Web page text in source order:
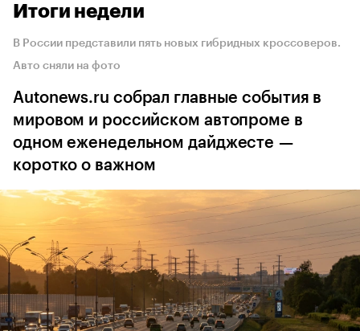
Итоги недели
В России представили пять новых гибридных кроссоверов.
Авто сняли на фото
Autonews.ru собрал главные события в
мировом и российском автопроме в
одном еженедельном дайджесте —
коротко о важном